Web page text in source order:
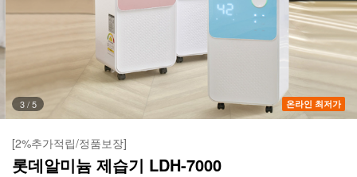
4/5 온라인 최저가
[2%추가적립/정품보장]
롯데알미늄 제습기 LDH-7000